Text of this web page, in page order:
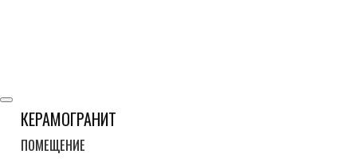
КЕРАМОГРАНИТ
ПОМЕЩЕНИЕ